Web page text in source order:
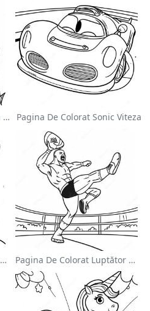
Pagina De Colorat Cu Căsuța Confortabilă Pagina De Colorat Sonic Viteza
Astronaut Drăguț Plutind În Spațiu - Pagina De Colorat Pagina De Colorat Luptător Wwe Sărind Pe Inamic